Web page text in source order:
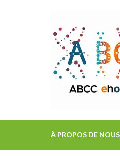
À PROPOS DE NOUS